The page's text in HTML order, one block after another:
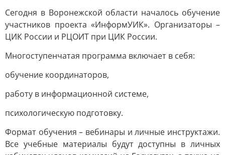
Сегодня в Воронежской области началось обучение
участников проекта «ИнформУИК». Организаторы –
ЦИК России и РЦОИТ при ЦИК России.
Многоступенчатая программа включает в себя:
обучение координаторов,
работу в информационной системе,
психологическую подготовку.
Формат обучения – вебинары и личные инструктажи.
Все учебные материалы будут доступны в личных